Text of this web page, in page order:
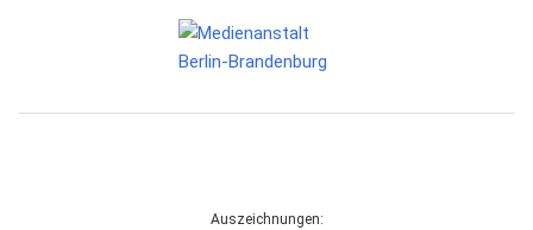
Auszeichnungen: